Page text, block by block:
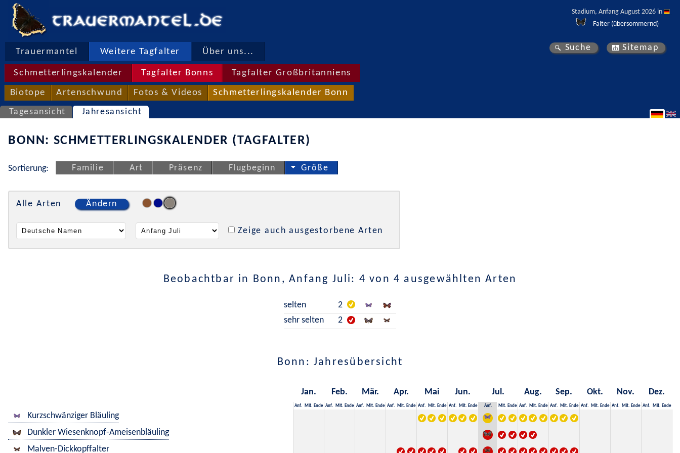
Stadium, Anfang August 2026 in
Falter (übersommernd)
Trauermantel Weitere Tagfalter Über uns...
Schmetterlingskalender Tagfalter Bonns Tagfalter Großbritanniens
Biotope Artenschwund Fotos & Videos Schmetterlingskalender Bonn
Suche Sitemap
Tagesansicht Jahresansicht
BONN: SCHMETTERLINGSKALENDER (TAGFALTER)
Sortierung: Familie Art Präsenz Flugbeginn Größe
Alle Arten Ändern
Zeige auch ausgestorbene Arten
Beobachtbar in Bonn, Anfang Juli: 4 von 4 ausgewählten Arten
selten
2
sehr selten
2
Bonn: Jahresübersicht
Jan. Feb. Mär. Apr. Mai Jun. Jul. Aug. Sep. Okt. Nov. Dez.
Anf. Mit. Ende Anf. Mit. Ende Anf. Mit. Ende Anf. Mit. Ende Anf. Mit. Ende Anf. Mit. Ende Anf. Mit. Ende Anf. Mit. Ende Anf. Mit. Ende Anf. Mit. Ende Anf. Mit. Ende Anf. Mit. Ende
Kurzschwänziger Bläuling
Dunkler Wiesenknopf-Ameisenbläuling
Malven-Dickkopffalter